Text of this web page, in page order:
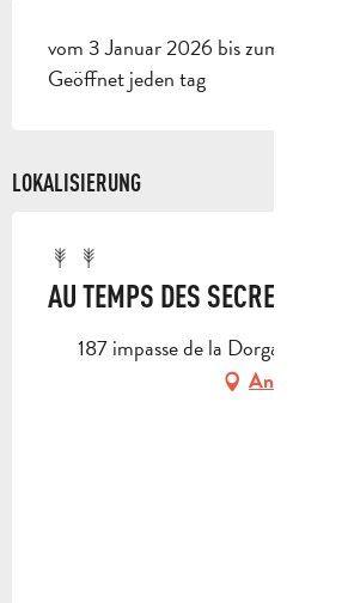
vom 3 Januar 2026 bis zum 1
Geöffnet jeden tag
LOKALISIERUNG
AU TEMPS DES SECRETS
187 impasse de la Dorgale,
Anfahrt